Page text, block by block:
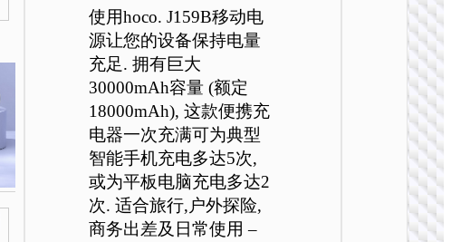
使用hoco. J159B移动电
源让您的设备保持电量
充足. 拥有巨大
30000mAh容量 (额定
18000mAh), 这款便携充
电器一次充满可为典型
智能手机充电多达5次,
或为平板电脑充电多达2
次. 适合旅行,户外探险,
商务出差及日常使用 –
移动
动